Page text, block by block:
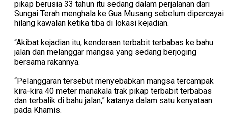
pikap berusia 33 tahun itu sedang dalam perjalanan dari
Sungai Terah menghala ke Gua Musang sebelum dipercayai
hilang kawalan ketika tiba di lokasi kejadian.
“Akibat kejadian itu, kenderaan terbabit terbabas ke bahu
jalan dan melanggar mangsa yang sedang berjoging
bersama rakannya.
“Pelanggaran tersebut menyebabkan mangsa tercampak
kira-kira 40 meter manakala trak pikap terbabit terbabas
dan terbalik di bahu jalan,” katanya dalam satu kenyataan
pada Khamis.